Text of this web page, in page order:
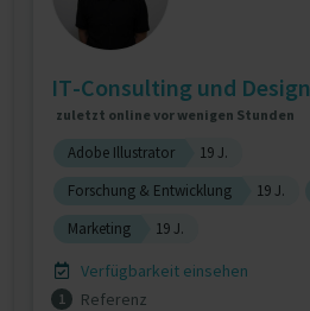
IT-Consulting und Design
zuletzt online vor wenigen Stunden
Adobe Illustrator
19 J.
Forschung & Entwicklung
19 J.
Marketing
19 J.
Verfügbarkeit einsehen
1
Referenz